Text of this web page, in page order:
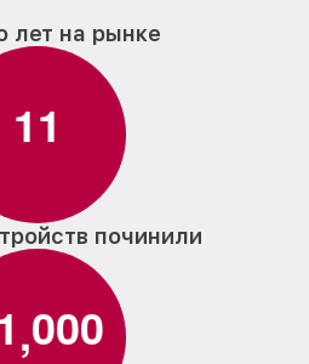
лет на рынке
11
починили
,000